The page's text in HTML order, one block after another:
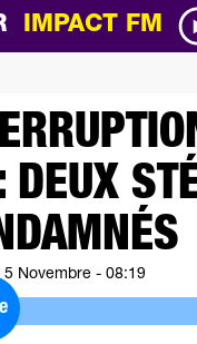
IMPACT FM
DEUX
Novembre - 08:19